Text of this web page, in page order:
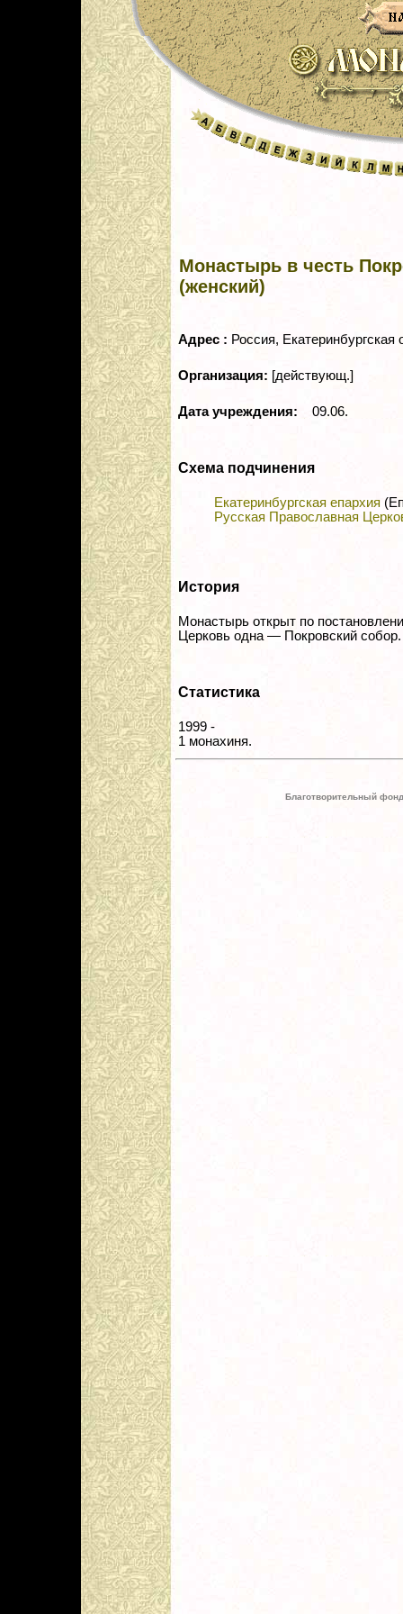
Монастырь в честь
(женский)
Адрес : Россия,
Организация: [действующ.]
Дата учреждения: 09.06.
Схема подчинения
Екатеринбургская епархия
Русская Православная
История
Монастырь открыт по
Церковь одна — Покровский собор.
Статистика
1999 -
1 монахиня.
Благотворительный